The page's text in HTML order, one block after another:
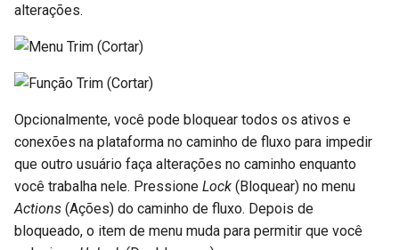
alterações.
Opcionalmente, você pode bloquear todos os ativos e
conexões na plataforma no caminho de fluxo para impedir
que outro usuário faça alterações no caminho enquanto
você trabalha nele. Pressione Lock (Bloquear) no menu
Actions (Ações) do caminho de fluxo. Depois de
bloqueado, o item de menu muda para permitir que você